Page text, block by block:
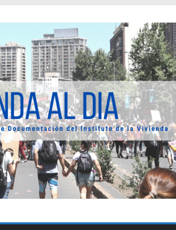
prácticas y representaciones [2022]
crítica de las fronteras latinoamericanas
: un patrimonio emblemático [2014]